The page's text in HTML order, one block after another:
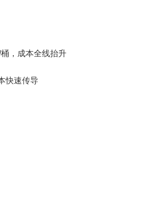
，成本全线抬升
快速传导